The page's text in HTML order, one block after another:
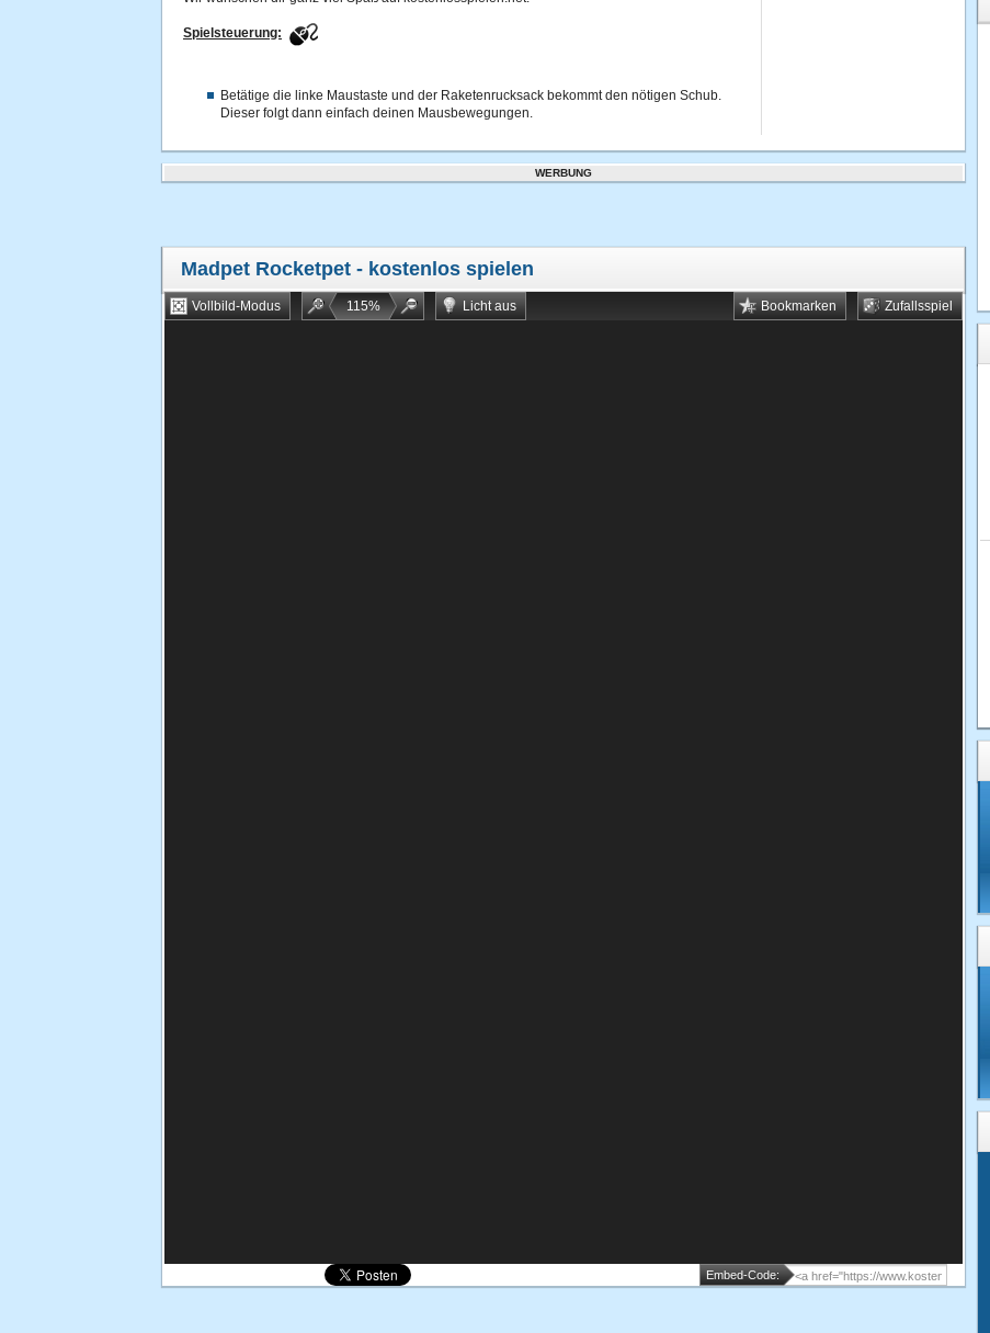
Spielsteuerung:
Betätige die linke Maustaste und der Raketenrucksack bekommt den nötigen Schub.
Dieser folgt dann einfach deinen Mausbewegungen.
WERBUNG
Madpet Rocketpet - kostenlos spielen
Vollbild-Modus 115% Licht aus Zufallsspiel
Bookmarken
Embed-Code: